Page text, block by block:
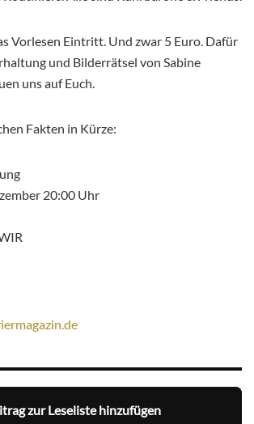
Vorlesen Eintritt. Und zwar 5 Euro. Dafür
und Bilderrätsel von Sabine
uns auf Euch.
Fakten in Kürze:
20:00 Uhr
zur Leseliste hinzufügen